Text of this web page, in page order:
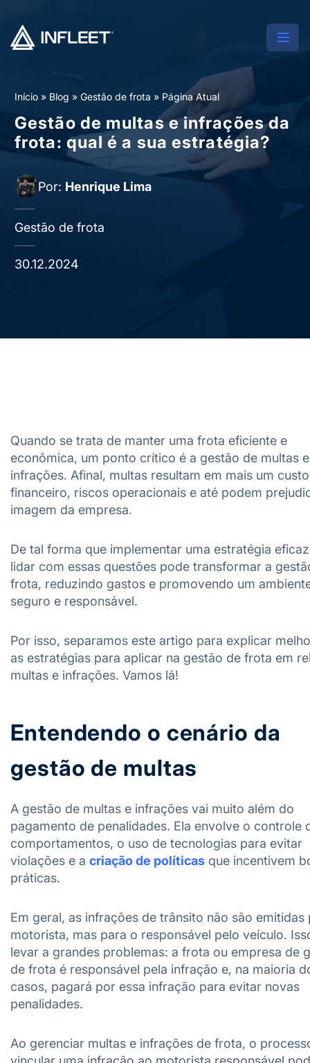
Início » Blog » Gestão de frota » Página Atual
Gestão de multas e infrações da
frota: qual é a sua estratégia?
Por: Henrique Lima
Gestão de frota
30.12.2024
Quando se trata de manter uma frota eficiente e
econômica, um ponto crítico é a gestão de multas e
infrações. Afinal, multas resultam em mais um custo
financeiro, riscos operacionais e até podem
imagem da empresa.
De tal forma que implementar uma estratégia
lidar com essas questões pode transformar a
frota, reduzindo gastos e promovendo um
seguro e responsável.
Por isso, separamos este artigo para explicar
as estratégias para aplicar na gestão de frota em
multas e infrações. Vamos lá!
Entendendo o cenário da
gestão de multas
A gestão de multas e infrações vai muito além do
pagamento de penalidades. Ela envolve o controle
comportamentos, o uso de tecnologias para evitar
violações e a criação de políticas que incentivem
práticas.
Em geral, as infrações de trânsito não são emitidas
motorista, mas para o responsável pelo veículo.
levar a grandes problemas: a frota ou empresa de
de frota é responsável pela infração e, na maioria
casos, pagará por essa infração para evitar novas
penalidades.
Ao gerenciar multas e infrações de frota, o